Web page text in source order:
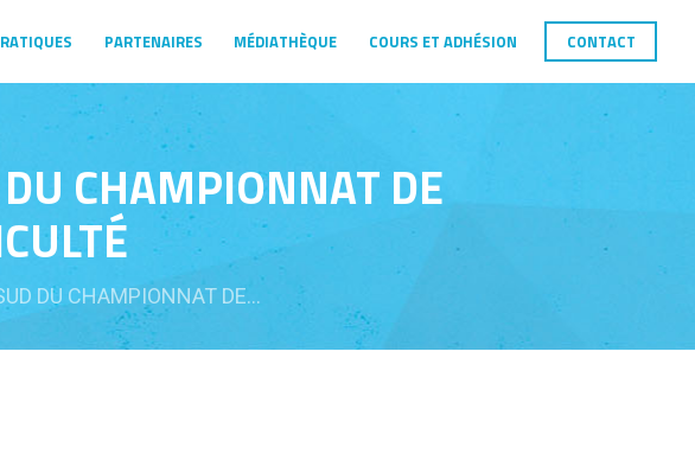
PARTENAIRES MÉDIATHÈQUE COURS ET ADHÉSION CONTACT
CHAMPIONNAT DE
DU CHAMPIONNAT DE...